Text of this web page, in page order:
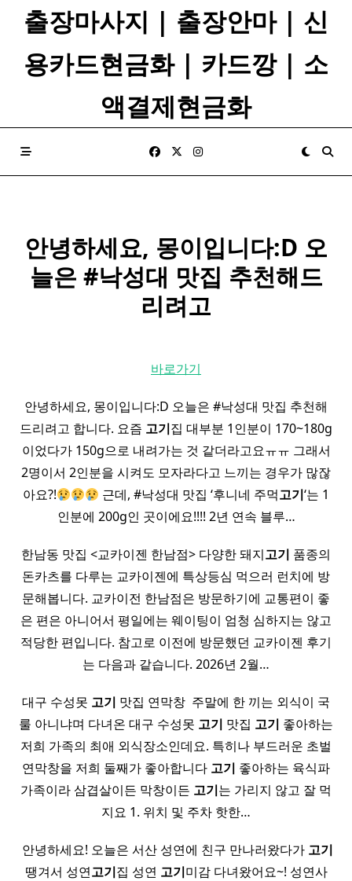
출장마사지 | 출장안마 | 신
용카드현금화 | 카드깡 | 소
액결제현금화
안녕하세요, 몽이입니다:D 오
늘은 #낙성대 맛집 추천해드
리려고
바로가기
안녕하세요, 몽이입니다:D 오늘은 #낙성대 맛집 추천해
드리려고 합니다. 요즘 고기집 대부분 1인분이 170~180g
이었다가 150g으로 내려가는 것 같더라고요ㅠㅠ 그래서
2명이서 2인분을 시켜도 모자라다고 느끼는 경우가 많잖
아요?!
근데, #낙성대 맛집 ‘후니네 주먹고기‘는 1
인분에 200g인 곳이에요!!!! 2년 연속 블루…
한남동 맛집 <교카이젠 한남점> 다양한 돼지고기 품종의
돈카츠를 다루는 교카이젠에 특상등심 먹으러 런치에 방
문해봅니다. 교카이전 한남점은 방문하기에 교통편이 좋
은 편은 아니어서 평일에는 웨이팅이 엄청 심하지는 않고
적당한 편입니다. 참고로 이전에 방문했던 교카이젠 후기
는 다음과 같습니다. 2026년 2월…
대구 수성못 고기 맛집 연막창 ​ 주말에 한 끼는 외식이 국
룰 아니냐며 다녀온 대구 수성못 고기 맛집 고기 좋아하는
저희 가족의 최애 외식장소인데요. 특히나 부드러운 초벌
연막창을 저희 둘째가 좋아합니다 고기 좋아하는 육식파
가족이라 삼겹살이든 막창이든 고기는 가리지 않고 잘 먹
지요 1. 위치 및 주차 핫한…
​ 안녕하세요! 오늘은 서산 성연에 친구 만나러왔다가 고기
땡겨서 성연고기집 성연 고기미감 다녀왔어요~! 성연사